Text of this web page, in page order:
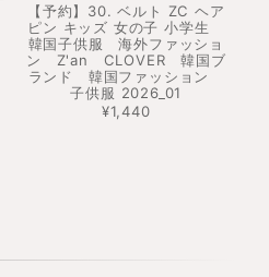
【予約】30. ベルト ZC ヘア
ピン キッズ 女の子 小学生
韓国子供服 海外ファッショ
ン Z'an CLOVER 韓国ブ
ランド 韓国ファッション
子供服 2026_01
¥1,440